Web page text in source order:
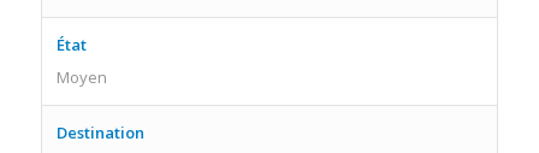
État
Moyen
Destination